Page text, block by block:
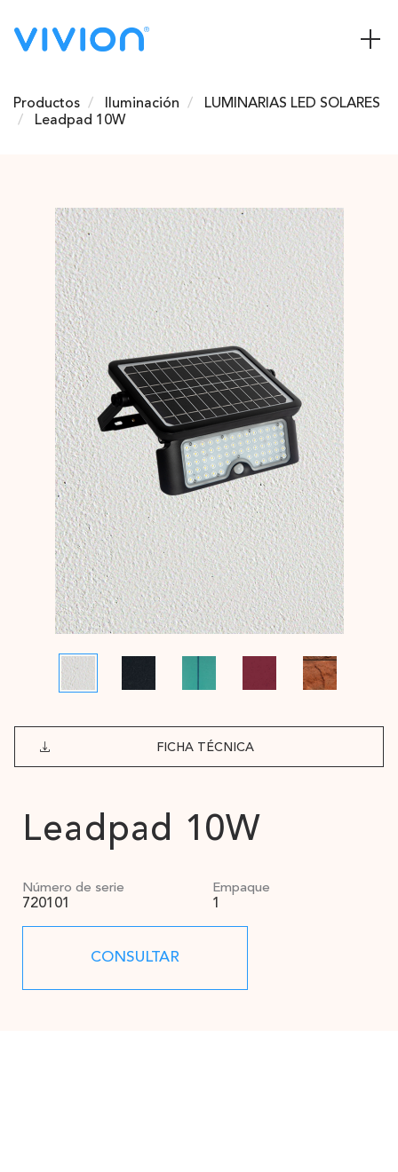
Productos Iluminación
LUMINARIAS LED SOLARES
Leadpad 10W
FICHA TÉCNICA
Leadpad 10W
Número de serie
720101
Empaque
1
CONSULTAR